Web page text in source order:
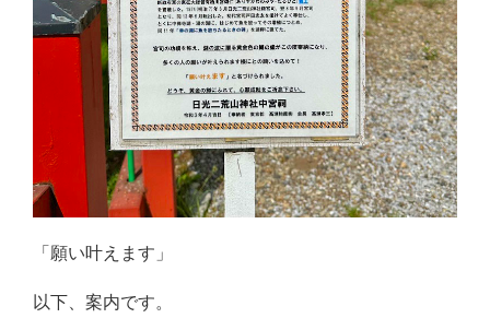
「願い叶えます」
以下、案内です。